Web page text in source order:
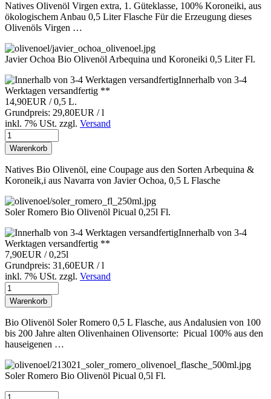
Natives Olivenöl Virgen extra, 1. Güteklasse, 100% Koroneiki, aus
ökologischem Anbau 0,5 Liter Flasche Für die Erzeugung dieses
Olivenöls Virgen …
Javier Ochoa Bio Olivenöl Arbequina und Koroneiki 0,5 Liter Fl.
Innerhalb von 3-4
Werktagen versandfertig **
14,90EUR / 0,5 L.
Grundpreis: 29,80EUR / l
inkl. 7% USt. zzgl. Versand
Warenkorb
Natives Bio Olivenöl, eine Coupage aus den Sorten Arbequina &
Koroneik,i aus Navarra von Javier Ochoa, 0,5 L Flasche
Soler Romero Bio Olivenöl Picual 0,25l Fl.
Innerhalb von 3-4
Werktagen versandfertig **
7,90EUR / 0,25l
Grundpreis: 31,60EUR / l
inkl. 7% USt. zzgl. Versand
Warenkorb
Bio Olivenöl Soler Romero 0,5 L Flasche, aus Andalusien von 100
bis 200 Jahre alten Olivenhainen Olivensorte: Picual 100% aus den
hauseigenen …
Soler Romero Bio Olivenöl Picual 0,5l Fl.